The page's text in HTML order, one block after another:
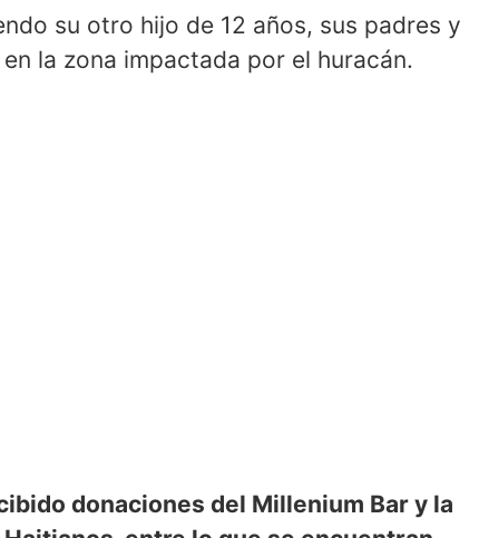
su otro hijo de 12 años, sus padres y
la zona impactada por el huracán.
donaciones del Millenium Bar y la